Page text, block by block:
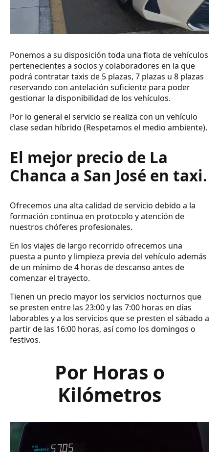
Ponemos a su disposición toda una flota de vehículos
pertenecientes a socios y colaboradores en la que
podrá contratar taxis de 5 plazas, 7 plazas u 8 plazas
reservando con antelación suficiente para poder
gestionar la disponibilidad de los vehículos.
Por lo general el servicio se realiza con un vehículo
clase sedan híbrido (Respetamos el medio ambiente).
El mejor precio de La
Chanca a San José en taxi.
Ofrecemos una alta calidad de servicio debido a la
formación continua en protocolo y atención de
nuestros chóferes profesionales.
En los viajes de largo recorrido ofrecemos una
puesta a punto y limpieza previa del vehículo además
de un mínimo de 4 horas de descanso antes de
comenzar el trayecto.
Tienen un precio mayor los servicios nocturnos que
se presten entre las 23:00 y las 7:00 horas en días
laborables y a los servicios que se presten el sábado a
partir de las 16:00 horas, así como los domingos o
festivos.
Por Horas o
Kilómetros